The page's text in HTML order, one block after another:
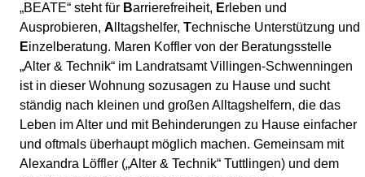
„BEATE“ steht für Barrierefreiheit, Erleben und
Ausprobieren, A lltagshelfer, Technische Unterstützung und
Einzelberatung. Maren Koffler von der Beratungsstelle
„Alter & Technik“ im Landratsamt Villingen-Schwenningen
ist in dieser Wohnung sozusagen zu Hause und sucht
ständig nach kleinen und großen Alltagshelfern, die das
Leben im Alter und mit Behinderungen zu Hause einfacher
und oftmals überhaupt möglich machen. Gemeinsam mit
Alexandra Löffler („Alter & Technik“ Tuttlingen) und dem